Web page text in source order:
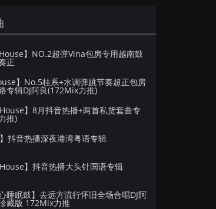
】NO.2超弹Vina包房专用越南鼓
正
】No.5桂系+水调弹跳节奏超正包房
专辑DJ阿良(172Mix力推)
】8月抖音热播+两首私货套曲专
推)
】抖音热播深夜港湾粤语专辑
】抖音热播大头针国语专辑
睡眠鼓】去远方流行怀旧全场合唱DJ阿
藏版 172Mix力推